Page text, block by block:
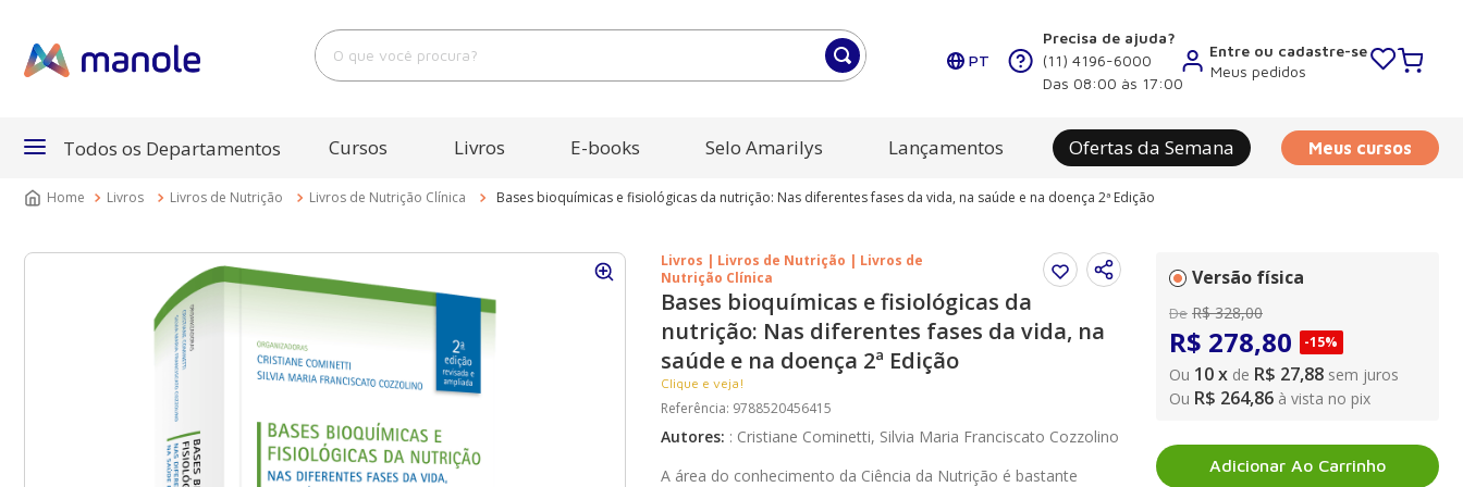
O que você procura?
PT
Precisa de ajuda?
(11) 4196-6000
Das 08:00 às 17:00
Entre ou cadastre-se
Meus pedidos
Todos os Departamentos Cursos Livros E-books Selo Amarilys Lançamentos Ofertas da Semana Meus cursos
Livros Livros de Nutrição Livros de Nutrição Clínica Bases bioquímicas e fisiológicas da nutrição: Nas diferentes fases da vida, na saúde e na doença 2ª Edição
Livros | Livros de Nutrição | Livros de
Nutrição Clínica
Bases bioquímicas e fisiológicas da
nutrição: Nas diferentes fases da vida, na
saúde e na doença 2ª Edição
Clique e veja!
Referência: 9788520456415
Autores: : Cristiane Cominetti, Silvia Maria Franciscato Cozzolino
A área do conhecimento da Ciência da Nutrição é bastante
Versão física
De R$ 328,00
R$ 278,80
Ou 10x de R$ 27,88 sem juros
-15%
Ou R$ 264,86 à vista no pix
Adicionar Ao Carrinho